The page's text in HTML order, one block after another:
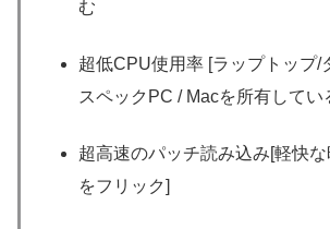
む
超低CPU使用率 [ラップトップ/
スペックPC / Macを所有してい
超高速のパッチ読み込み[軽快
をフリック]